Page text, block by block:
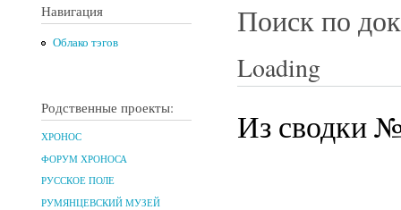
Навигация
Облако тэгов
Родственные проекты:
ХРОНОС
ФОРУМ ХРОНОСА
РУССКОЕ ПОЛЕ
РУМЯНЦЕВСКИЙ МУЗЕЙ
Поиск по
Loading
Из сводки